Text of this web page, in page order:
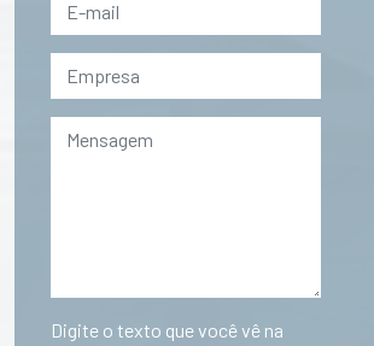
Digite o texto que você vê na